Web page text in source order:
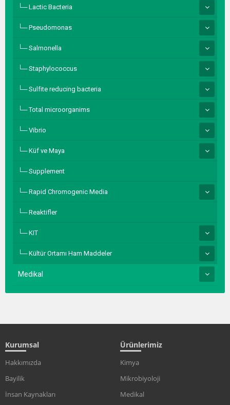
Lactic Bacteria
Pseudomonas
Salmonella
Staphylococcus
Sulfite reducing bacteria
Total microorganims
Vibrio
Küf ve Maya
Supplement
Rapid Chromogenic Media
Reaktifler
KIT
Kültür Ortamı Ham Maddeler
Medikal
Kurumsal
Hakkımızda
Bayilik
İnsan Kaynakları
Ürünlerimiz
Kimya
Mikrobiyoloji
Medikal